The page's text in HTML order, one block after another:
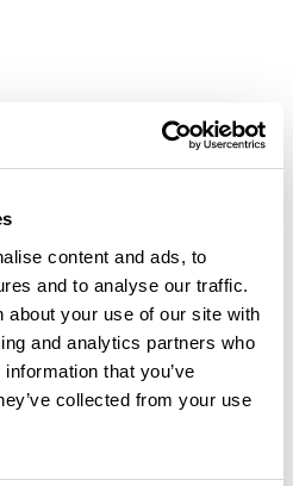
content and ads, to
and to analyse our traffic.
about your use of our site with
and analytics partners who
that you’ve
collected from your use
opinión!
una opinión